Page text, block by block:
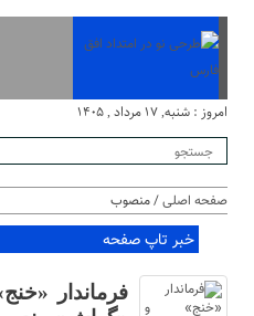
امروز : شنبه, ۱۷ مرداد , ۱۴۰۵
صفحه اصلی/ منصوب
خبر تاپ صفحه
فرماندار